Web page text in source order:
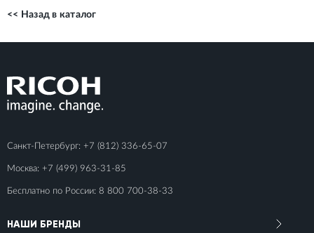
<< Назад в каталог
Санкт-Петербург: +7 (812) 336-65-07
Москва: +7 (499) 963-31-85
Бесплатно по России: 8 800 700-38-33
НАШИ БРЕНДЫ